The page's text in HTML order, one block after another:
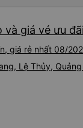
giá vé ưu
giá rẻ nhất 08/
Lệ Thủy, Quảng